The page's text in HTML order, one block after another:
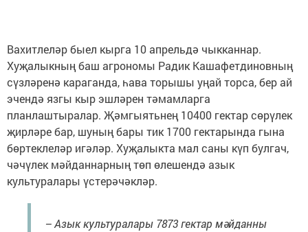
Вахитлеләр быел кырга 10 апрельдә чыкканнар.
Хуҗалыкның баш агрономы Радик Кашафетдиновның
сүзләренә караганда, һава торышы уңай торса, бер ай
эчендә язгы кыр эшләрен тәмамларга
планлаштыралар. Җәмгыятьнең 10400 гектар сөрүлек
җирләре бар, шуның бары тик 1700 гектарында гына
бөртеклеләр игәләр. Хуҗалыкта мал саны күп булгач,
чәчүлек мәйданнарның төп өлешендә азык
культуралары үстерәчәкләр.
– Азык культуралары 7873 гектар мәйданны